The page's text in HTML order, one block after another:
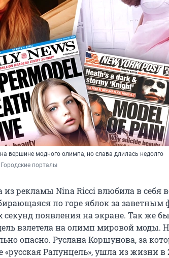
вершине модного олимпа, но слава длилась недолго
порталы
рекламы Nina Ricci влюбила в себя
по горе яблок за заветным
появления на экране. Так же
взлетела на олимп мировой моды.
опасно. Руслана Коршунова, за
Рапунцель», ушла из жизни в